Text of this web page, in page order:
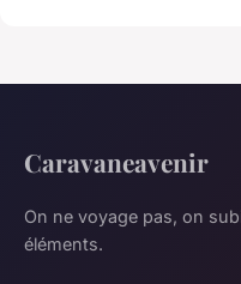
Caravaneavenir
On ne voyage pas, on
éléments.